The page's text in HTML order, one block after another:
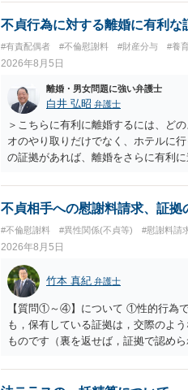
不貞行為に対する離婚に有利
#有責配偶者 #不倫慰謝料 #財産分与 #養
2026年8月5日
離婚・男女問題に強い弁護士
白井 弘昭 弁護士
＞こちらに有利に離婚するには、ど
オのやり取りだけでなく、ホテルに
の証拠があれば、離婚をさらに有利
がありますので、ご注意ください。
不貞相手への慰謝料請求、証拠
#不倫慰謝料 #異性関係(不貞等) #慰謝料請
2026年8月5日
竹本 真紀 弁護士
【質問①～④】について ①性的行為
も，保有している証拠は，交際のよ
ものです（裏を返せば，証拠で認め
して，この点を考慮されることにな